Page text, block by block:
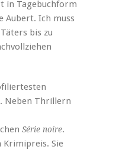
in Tagebuchform
Aubert. Ich muss
bis zu
Neben Thrillern
Série noire.
Krimipreis. Sie